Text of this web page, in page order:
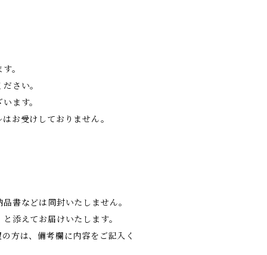
。
さい。
ます。
お受けしておりません。
書などは同封いたしません。
添えてお届けいたします。
方は、備考欄に内容をご記入く